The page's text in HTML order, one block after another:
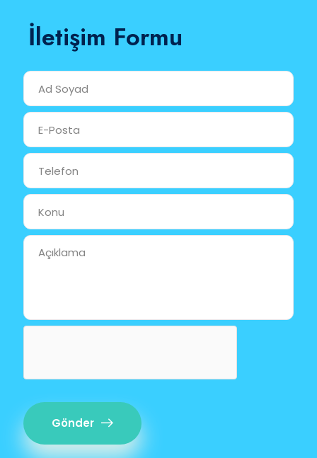
İletişim Formu
Gönder